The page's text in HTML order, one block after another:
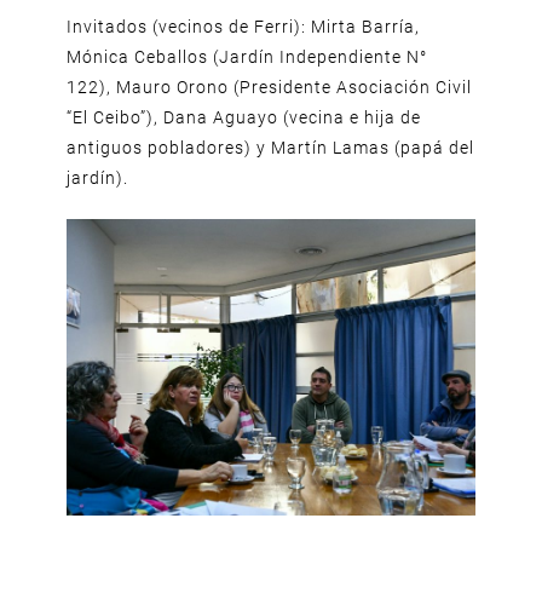
Invitados (vecinos de Ferri): Mirta Barría,
Mónica Ceballos (Jardín Independiente N°
122), Mauro Orono (Presidente Asociación Civil
“El Ceibo”), Dana Aguayo (vecina e hija de
antiguos pobladores) y Martín Lamas (papá del
jardín).